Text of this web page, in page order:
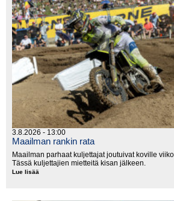
3.8.2026 - 13:00
Maailman rankin rata
Maailman parhaat kuljettajat joutuivat koville
Tässä kuljettajien mietteitä kisan jälkeen.
Lue lisää